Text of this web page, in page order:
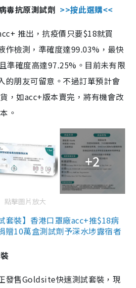
毒抗原測試劑 >>按此選購<<
推出，抗疫價只要$18就買
作檢測，準確度達99.03%，最快
準確度高達97.25%。目前未有限
的朋友可留意。不過訂單預計會
，如acc+版本賣完，將有機會改
。
+2
點擊圖片放大
套裝】香港口罩廠acc+推$18病
贈10萬盒測試劑予深水埗露宿者
發售Goldsite快速測試套裝，現